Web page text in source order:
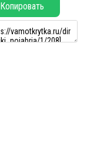
Копировать